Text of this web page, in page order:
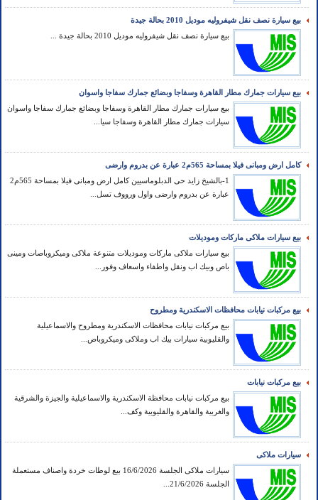
بيع سيارة نصف نقل شيفروليه موديل 2010 بحالة جيدة
بيع سيارة نصف نقل شيفروليه موديل 2010 بحالة جيدة ...
بيع سيارات جمارك مطار القاهرة وسفاجا وبضائع جمارك سفاجا واسوان
بيع سيارات جمارك مطار القاهرة وسفاجا وبضائع جمارك سفاجا واسوان
سيارات جمارك مطار القاهرة وسفاجا سيا...
كامل ارض ومبانى فيلا بمساحة 565م2 عبارة عن بدروم وارضى
1-بالشيخ زايد حى الدبلوماسيين كامل ارض ومبانى فيلا بمساحة 565م2
عبارة عن بدروم وارضى واول ورووف تسل...
بيع سيارات ملاكى ماركات وموديلات
بيع سيارات ملاكى ماركات وموديلات متنوعة ملاكى وميكروباصات ومينى
باص وبيك اب ونقل واطفاء واسعاف وفور...
بيع مركبات نيابات محافظات الاسكندرية ومطروح
بيع مركبات نيابات محافظات الاسكندرية ومطروح والاسماعيلية
والقليوبية سيارات بيك اب وملاكى وميكروباص...
بيع مركبات نيابات
بيع مركبات نيابات محافظة الاسكندرية والاسماعيلية والجيزة والشرقية
والغربية والقاهرة والقليوبية وكف...
سيارات ملاكى
سيارات ملاكى الجلسة 16/6/2026 بيع لوطات خردة واصناف مستعملة
الجلسة 21/6/2026...